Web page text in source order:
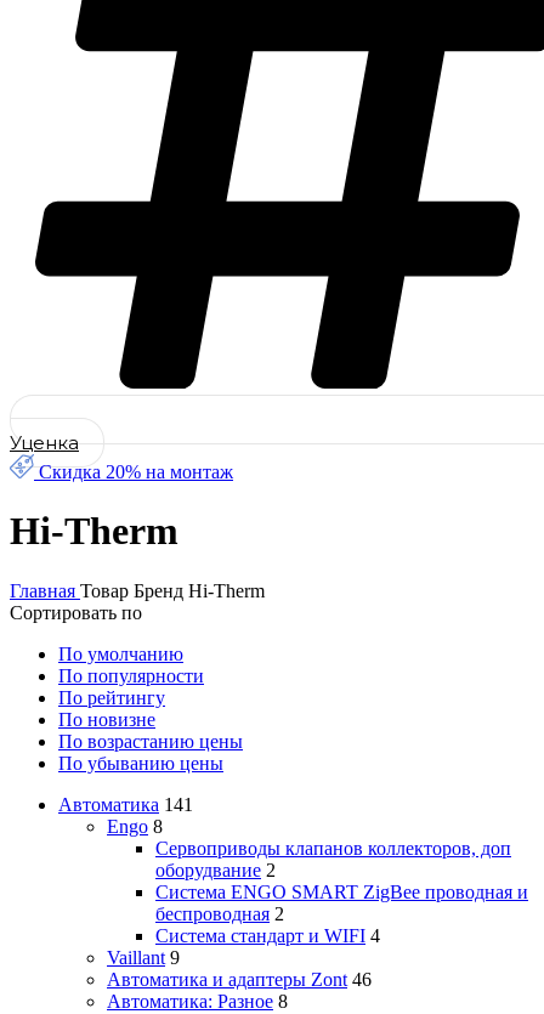
Уценка
Скидка 20% на монтаж
Hi-Therm
Главная Товар Бренд Hi-Therm
Сортировать по
По умолчанию
По популярности
По рейтингу
По новизне
По возрастанию цены
По убыванию цены
Автоматика 141
Engo 8
Сервоприводы клапанов коллекторов, доп
оборудвание 2
Система ENGO SMART ZigBee проводная и
беспроводная 2
Система стандарт и WIFI 4
Vaillant 9
Автоматика и адаптеры Zont 46
Автоматика: Разное 8